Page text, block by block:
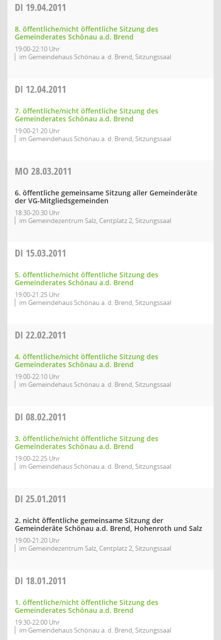
DI 19.04.2011
8. öffentliche/nicht öffentliche Sitzung des
Gemeinderates Schönau a.d. Brend
19:00-22:10 Uhr
im Gemeindehaus Schönau a. d. Brend, Sitzungssaal
DI 12.04.2011
7. öffentliche/nicht öffentliche Sitzung des
Gemeinderates Schönau a.d. Brend
19:00-21:20 Uhr
im Gemeindehaus Schönau a. d. Brend, Sitzungssaal
MO 28.03.2011
6. öffentliche gemeinsame Sitzung aller Gemeinderäte
der VG-Mitgliedsgemeinden
18:30-20:30 Uhr
im Gemeindezentrum Salz, Centplatz 2, Sitzungssaal
DI 15.03.2011
5. öffentliche/nicht öffentliche Sitzung des
Gemeinderates Schönau a.d. Brend
19:00-21:25 Uhr
im Gemeindehaus Schönau a. d. Brend, Sitzungssaal
DI 22.02.2011
4. öffentliche/nicht öffentliche Sitzung des
Gemeinderates Schönau a.d. Brend
19:00-22:10 Uhr
im Gemeindehaus Schönau a. d. Brend, Sitzungssaal
DI 08.02.2011
3. öffentliche/nicht öffentliche Sitzung des
Gemeinderates Schönau a.d. Brend
19:00-22:25 Uhr
im Gemeindehaus Schönau a. d. Brend, Sitzungssaal
DI 25.01.2011
2. nicht öffentliche gemeinsame Sitzung der
Gemeinderäte Schönau a.d. Brend, Hohenroth und Salz
19:00-21:20 Uhr
im Gemeindezentrum Salz, Centplatz 2, Sitzungssaal
DI 18.01.2011
1. öffentliche/nicht öffentliche Sitzung des
Gemeinderates Schönau a.d. Brend
19:30-22:00 Uhr
im Gemeindehaus Schönau a. d. Brend, Sitzungssaal